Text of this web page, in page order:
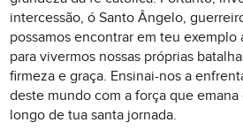
intercessão, ó Santo Ângelo,
possamos encontrar em teu exemplo
para vivermos nossas próprias
firmeza e graça. Ensinai-nos a
deste mundo com a força que
longo de tua santa jornada.